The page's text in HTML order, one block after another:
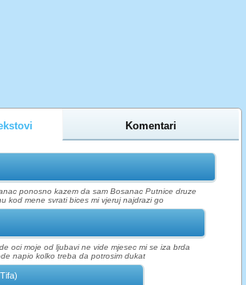
Komentari
ponosno kazem da sam Bosanac Putnice druze
kod mene svrati bices mi vjeruj najdrazi go
oci moje od ljubavi ne vide mjesec mi se iza brda
napio kolko treba da potrosim dukat